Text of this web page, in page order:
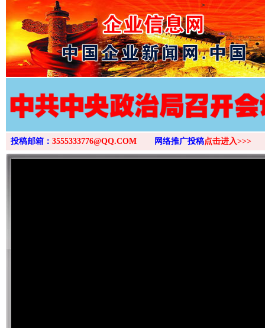
>
投稿邮箱： 3555333776@QQ.COM 网络推广投稿点击进入>>>